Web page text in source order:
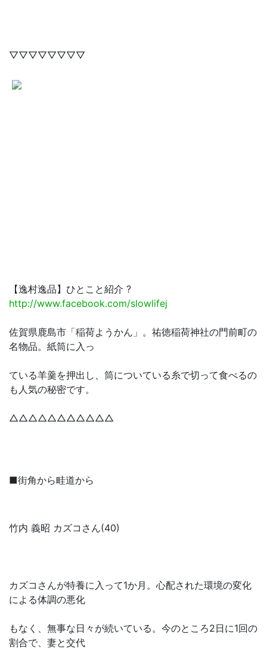
▽▽▽▽▽▽▽▽
【逸村逸品】ひとこと紹介 ?
http://www.facebook.com/slowlifej
佐賀県鹿島市「稲荷ようかん」。祐徳稲荷神社の門前町の
名物品。紙筒に入っ
ている羊羹を押出し、筒についている糸で切って食べるの
も人気の秘密です。
△△△△△△△△△△△
■街角から畦道から
竹内 義昭 カズコさん(40)
カズコさんが特養に入って1か月。心配された環境の変化
による体調の悪化
もなく、無事な日々が続いている。今のところ2日に1回の
割合で、妻と交代